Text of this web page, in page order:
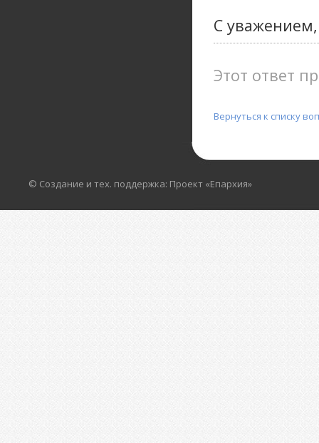
С
Этот ответ
Вернуться к списку
© Создание и тех. поддержка: Проект «Епархия»